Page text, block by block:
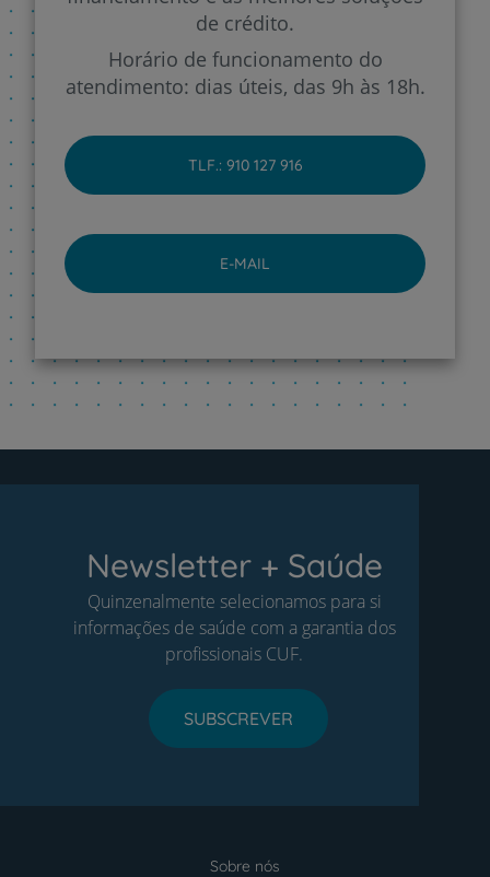
de crédito.
Horário de funcionamento do
atendimento: dias úteis, das 9h às 18h.
TLF.: 910 127 916
E-MAIL
Newsletter + Saúde
Quinzenalmente selecionamos para si
informações de saúde com a garantia dos
profissionais CUF.
SUBSCREVER
Sobre nós